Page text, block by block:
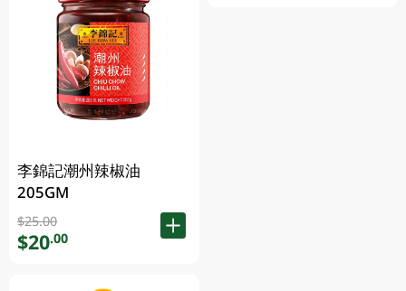
李錦記潮州辣椒油
205GM
$25.00
$20.00